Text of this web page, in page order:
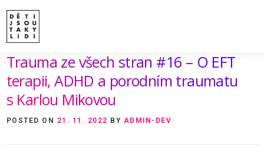
content
ÚVOD O MNĚ A O PROJEKTU
VIDEA A ROZHOVORY
ARCHIV ČLÁNKŮ
Trauma ze všech stran #16 – O EFT
terapii, ADHD a porodním traumatu
s Karlou Mikovou
POSTED ON 21. 11. 2022 BY ADMIN-DEV